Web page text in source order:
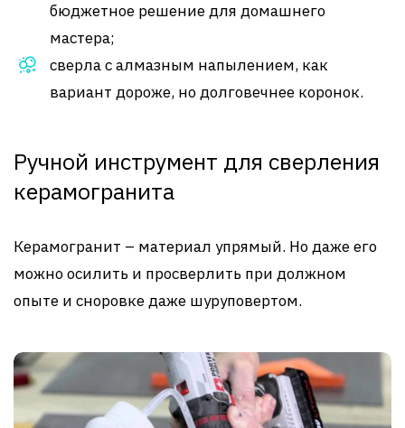
бюджетное решение для домашнего
мастера;
сверла с алмазным напылением, как
вариант дороже, но долговечнее коронок.
Ручной инструмент для сверления
керамогранита
Керамогранит – материал упрямый. Но даже его
можно осилить и просверлить при должном
опыте и сноровке даже шуруповертом.